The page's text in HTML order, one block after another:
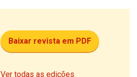
Baixar revista em PDF
Ver todas as edições